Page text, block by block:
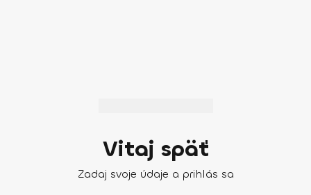
Vitaj späť
Zadaj svoje údaje a prihlás sa